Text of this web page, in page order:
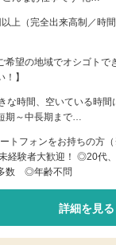
上（完全出来高制／時
希望の地域でオシゴト
】
な時間、空いている時
期～中長期まで…
トフォンをお持ちの方
経験者大歓迎！ ◎20代
数 ◎年齢不問
詳細を見る